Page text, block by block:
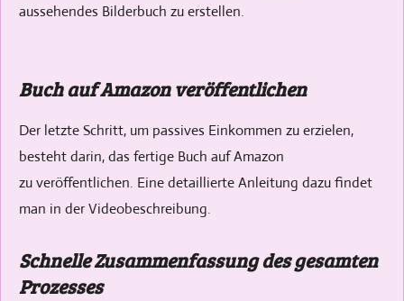
aussehendes Bilderbuch zu erstellen.
Buch auf Amazon veröffentlichen
Der letzte Schritt, um passives Einkommen zu erzielen,
besteht darin, das fertige Buch auf Amazon
zu veröffentlichen. Eine detaillierte Anleitung dazu findet
man in der Videobeschreibung.
Schnelle Zusammenfassung des gesamten
Prozesses